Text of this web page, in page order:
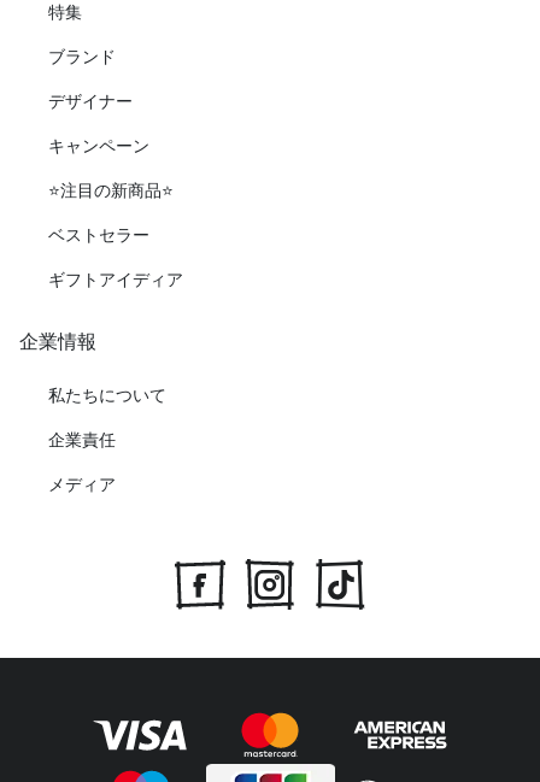
特集
ブランド
デザイナー
キャンペーン
⭐️注目の新商品⭐️
ベストセラー
ギフトアイディア
企業情報
私たちについて
企業責任
メディア